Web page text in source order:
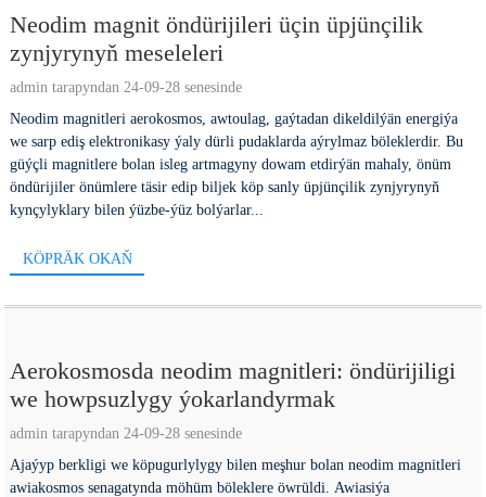
Neodim magnit öndürijileri üçin üpjünçilik
zynjyrynyň meseleleri
admin tarapyndan 24-09-28 senesinde
Neodim magnitleri aerokosmos, awtoulag, gaýtadan dikeldilýän energiýa
we sarp ediş elektronikasy ýaly dürli pudaklarda aýrylmaz böleklerdir. Bu
güýçli magnitlere bolan isleg artmagyny dowam etdirýän mahaly, önüm
öndürijiler önümlere täsir edip biljek köp sanly üpjünçilik zynjyrynyň
kynçylyklary bilen ýüzbe-ýüz bolýarlar...
KÖPRÄK OKAŇ
Aerokosmosda neodim magnitleri: öndürijiligi
we howpsuzlygy ýokarlandyrmak
admin tarapyndan 24-09-28 senesinde
Ajaýyp berkligi we köpugurlylygy bilen meşhur bolan neodim magnitleri
awiakosmos senagatynda möhüm böleklere öwrüldi. Awiasiýa